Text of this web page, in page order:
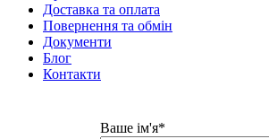
Доставка та оплата
Повернення та обмін
Документи
Блог
Контакти
Ваше ім'я*